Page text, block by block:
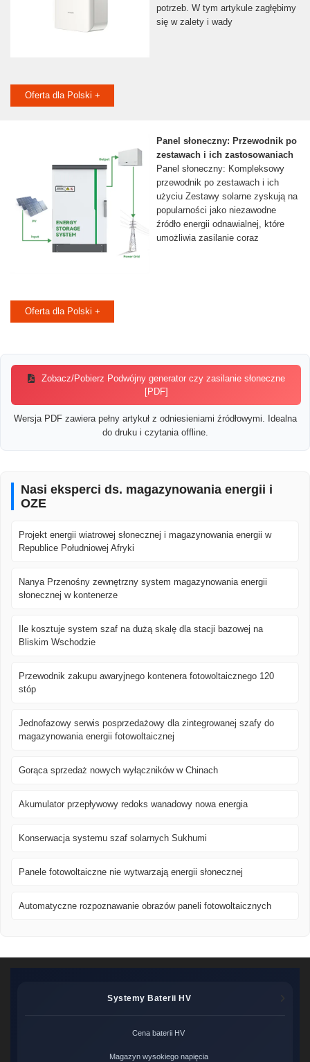
potrzeb. W tym artykule zagłębimy
się w zalety i wady
Oferta dla Polski +
Panel słoneczny: Przewodnik po
zestawach i ich zastosowaniach
Panel słoneczny: Kompleksowy
przewodnik po zestawach i ich
użyciu Zestawy solarne zyskują na
popularności jako niezawodne
źródło energii odnawialnej, które
umożliwia zasilanie coraz
Oferta dla Polski +
Zobacz/Pobierz Podwójny generator czy zasilanie słoneczne
[PDF]
Wersja PDF zawiera pełny artykuł z odniesieniami źródłowymi. Idealna
do druku i czytania offline.
Nasi eksperci ds. magazynowania energii i
OZE
Projekt energii wiatrowej słonecznej i magazynowania energii w
Republice Południowej Afryki
Nanya Przenośny zewnętrzny system magazynowania energii
słonecznej w kontenerze
Ile kosztuje system szaf na dużą skalę dla stacji bazowej na
Bliskim Wschodzie
Przewodnik zakupu awaryjnego kontenera fotowoltaicznego 120
stóp
Jednofazowy serwis posprzedażowy dla zintegrowanej szafy do
magazynowania energii fotowoltaicznej
Gorąca sprzedaż nowych wyłączników w Chinach
Akumulator przepływowy redoks wanadowy nowa energia
Konserwacja systemu szaf solarnych Sukhumi
Panele fotowoltaiczne nie wytwarzają energii słonecznej
Automatyczne rozpoznawanie obrazów paneli fotowoltaicznych
Systemy Baterii HV
Cena baterii HV
Magazyn wysokiego napięcia